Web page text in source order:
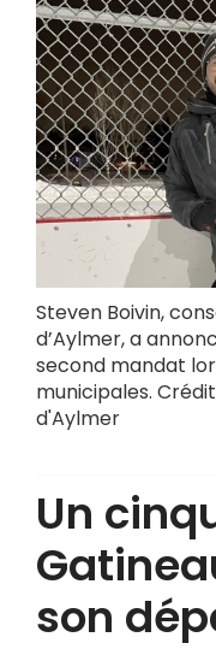
Steven Boivin,
d’Aylmer, a
second mandat
municipales.
d'Aylmer
Un
son